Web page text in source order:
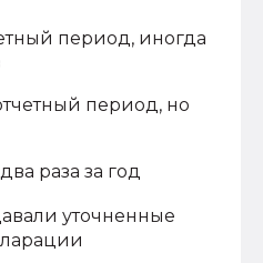
период, иногда
период, но
раза за год
уточненные